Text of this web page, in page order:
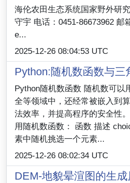
海伦农田生态系统国家野外研
守宇 电话：0451-86673962 邮
e...
2025-12-26 08:04:53 UTC
Python:随机数函数与三
Python随机数函数 随机数可以
全等领域中，还经常被嵌入到
法效率，并提高程序的安全性
用随机数函数： 函数 描述
素中随机挑选一个元素...
2025-12-26 08:02:34 UTC
DEM-地貌晕渲图的生成